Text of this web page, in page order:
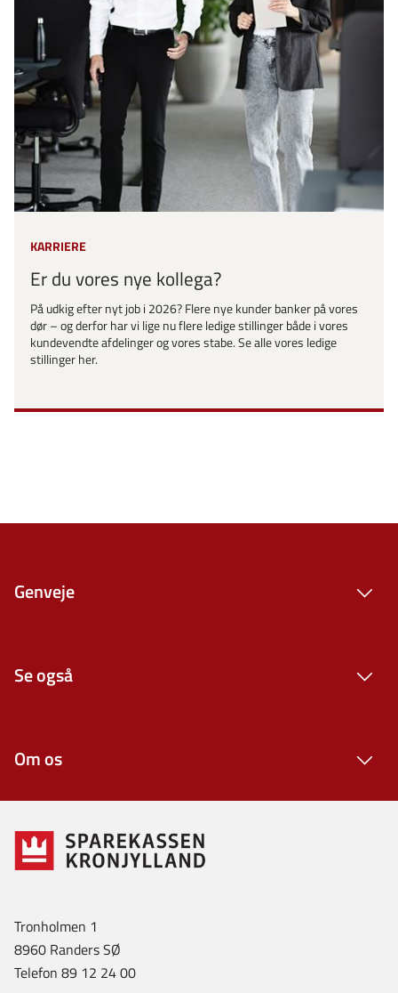
KARRIERE
Er du vores nye kollega?
På udkig efter nyt job i 2026? Flere nye kunder banker på vores
dør – og derfor har vi lige nu flere ledige stillinger både i vores
kundevendte afdelinger og vores stabe. Se alle vores ledige
stillinger her.
Genveje
Se også
Om os
Tronholmen 1
8960 Randers SØ
Telefon 89 12 24 00